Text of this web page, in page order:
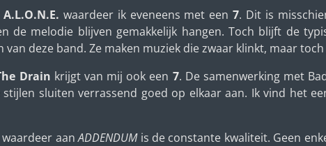
A.L.O.N.E. waardeer ik eveneens met een7. Dit is
de melodie blijven gemakkelijk hangen. Toch blijft de
van deze band. Ze maken muziek die zwaar klinkt, maar
Drain krijgt van mij ook een 7. De samenwerking met
stijlen sluiten verrassend goed op elkaar aan. Ik vind het
aanADDENDUMis de constante kwaliteit. Geen